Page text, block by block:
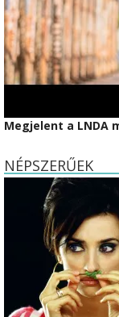
Megjelent a LNDA
NÉPSZERŰEK